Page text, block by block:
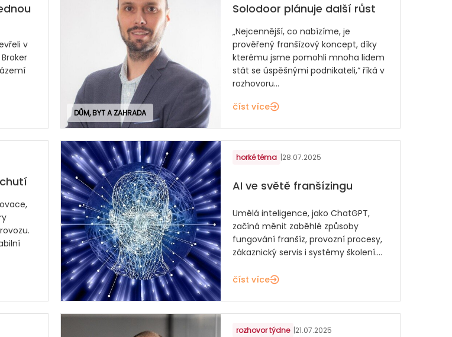
v
DŮM, BYT A ZAHRADA
Solodoor plánuje další růst
„Nejcennější, co nabízíme, je
prověřený franšízový koncept, díky
kterému jsme pomohli mnoha lidem
stát se úspěšnými podnikateli,“ říká v
rozhovoru...
číst více
horké téma |28.07.2025
AI ve světě franšízingu
Umělá inteligence, jako ChatGPT,
začíná měnit zaběhlé způsoby
fungování franšíz, provozní procesy,
zákaznický servis i systémy školení....
číst více
rozhovor týdne |21.07.2025